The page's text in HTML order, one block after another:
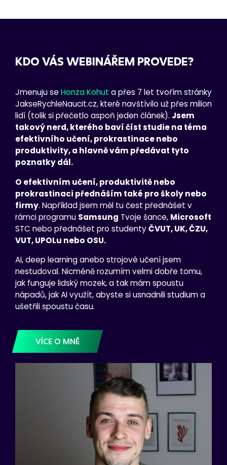
KDO VÁS WEBINÁŘEM PROVEDE?
Jmenuju se Honza Kohut a přes 7 let tvořím stránky
JakseRychleNaucit.cz, které navštívilo už přes milion
lidí (tolik si přečetlo aspoň jeden článek). Jsem
takový nerd, kterého baví číst studie na téma
efektivního učení, prokrastinace nebo
produktivity, a hlavně vám předávat tyto
poznatky dál.
O efektivním učení, produktivitě nebo
prokrastinaci přednáším také pro školy nebo
firmy. Například jsem měl tu čest přednášet v
rámci programu Samsung Tvoje šance, Microsoft
STC nebo přednášet pro studentyČVUT, UK, ČZU,
VUT, UPOLu nebo OSU.
AI, deep learning anebo strojové učení jsem
nestudoval. Nicméně rozumím velmi dobře tomu,
jak funguje lidský mozek, a tak mám spoustu
nápadů, jak AI využít, abyste si usnadnili studium a
ušetřili spoustu času.
VÍCE O MNĚ